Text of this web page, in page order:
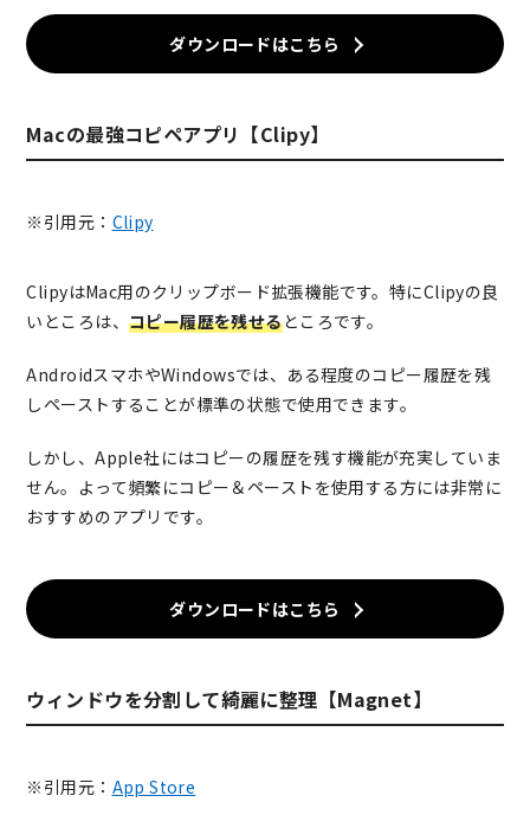
ダウンロードはこちら
Macの最強コピペアプリ【Clipy】
※引用元： Clipy
ClipyはMac用のクリップボード拡張機能です。特にClipyの良
いところは、 コピー履歴を残せるところです。
AndroidスマホやWindowsでは、ある程度のコピー履歴を残
しペーストすることが標準の状態で使用できます。
しかし、Apple社にはコピーの履歴を残す機能が充実していま
せん。よって頻繁にコピー＆ペーストを使用する方には非常に
おすすめのアプリです。
ダウンロードはこちら
ウィンドウを分割して綺麗に整理【Magnet】
※引用元： App Store